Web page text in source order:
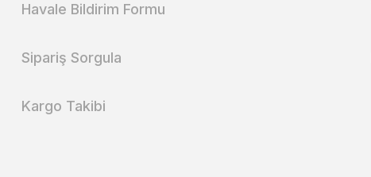
Havale Bildirim Formu
Sipariş Sorgula
Kargo Takibi